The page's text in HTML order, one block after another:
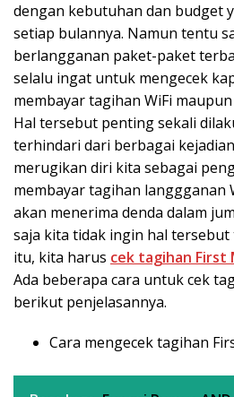
dengan kebutuhan dan budget
setiap bulannya. Namun tentu
berlangganan paket-paket
selalu ingat untuk mengecek
membayar tagihan WiFi
Hal tersebut penting sekali
terhindari dari berbagai
merugikan diri kita sebagai
membayar tagihan langgganan
akan menerima denda dalam
saja kita tidak ingin hal tersebut
itu, kita harus cek tagihan First
Ada beberapa cara untuk cek
berikut penjelasannya.
Cara mengecek tagihan